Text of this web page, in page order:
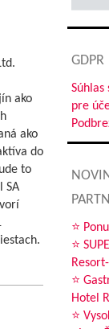
ako
ako
do
to
SA
GDPR
Súhlas
pre
⭐
⭐
⭐
Hotel
⭐